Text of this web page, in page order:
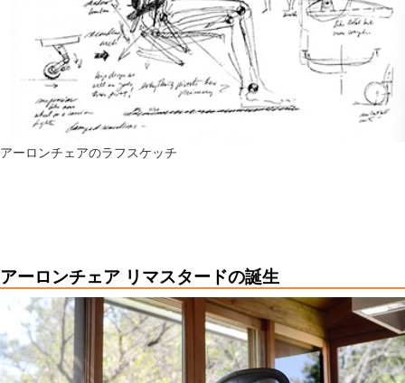
アーロンチェアのラフスケッチ
アーロンチェア リマスタードの誕生